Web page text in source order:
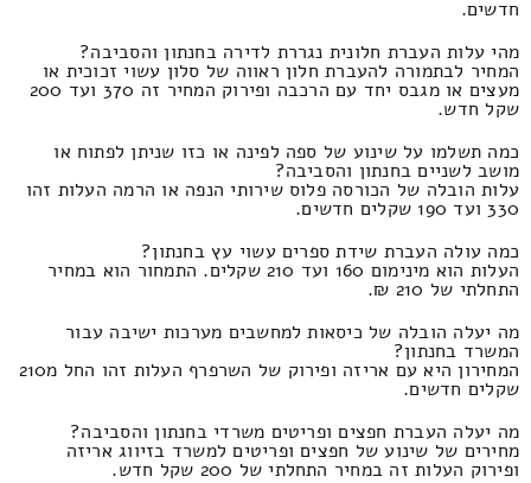
חדשים.
מהי עלות העברת חלונית נגררת לדירה בחנתון והסביבה?
המחיר לבתמורה להעברת חלון ראווה של סלון עשוי זכוכית או
מעצים או מגבס יחד עם הרכבה ופירוק המחיר זה 370 ועד 200
שקל חדש.
כמה תשלמו על שינוע של ספה לפינה או כזו שניתן לפתוח או
מושב לשניים בחנתון והסביבה?
עלות הובלה של הכורסה פלוס שירותי הנפה או הרמה העלות זהו
330 ועד 190 שקלים חדשים.
כמה עולה העברת שידת ספרים עשוי עץ בחנתון?
העלות הוא מינימום 160 ועד 210 שקלים. התמחור הוא במחיר
התחלתי של 210 ₪.
מה יעלה הובלה של כיסאות למחשבים מערכות ישיבה עבור
המשרד בחנתון?
המחירון היא עם אריזה ופירוק של השרפרף העלות זהו החל מ210
שקלים חדשים.
מה יעלה העברת חפצים ופריטים משרדי בחנתון והסביבה?
מחירים של שינוע של חפצים ופריטים למשרד בזיווג אריזה
ופירוק העלות זה במחיר התחלתי של 200 שקל חדש.